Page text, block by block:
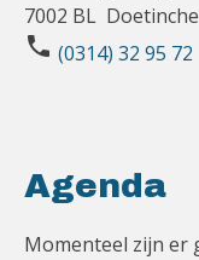
7002 BL
phone (0314) 32 95 72
Agenda
Momenteel zijn er